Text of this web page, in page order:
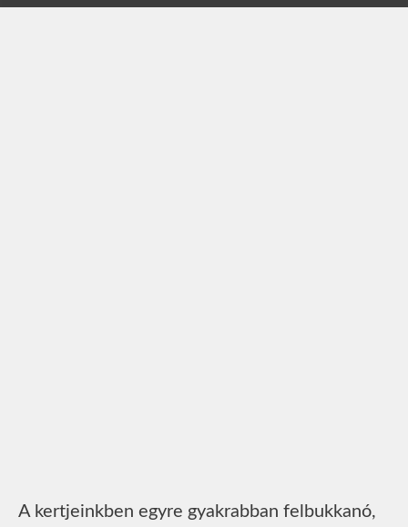
A kertjeinkben egyre gyakrabban felbukkanó,